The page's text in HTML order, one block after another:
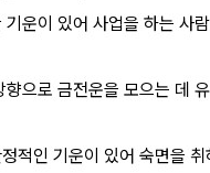
기운이 있어 사업을 하는 사
으로 금전운을 모으는 데
적인 기운이 있어 숙면을 취